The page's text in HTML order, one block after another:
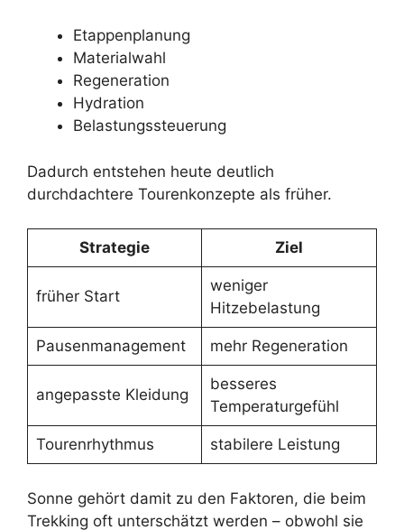
Etappenplanung
Materialwahl
Regeneration
Hydration
Belastungssteuerung
Dadurch entstehen heute deutlich
durchdachtere Tourenkonzepte als früher.
Strategie Ziel
früher Start
weniger
Hitzebelastung
Pausenmanagement mehr Regeneration
angepasste Kleidung
besseres
Temperaturgefühl
Tourenrhythmus stabilere Leistung
Sonne gehört damit zu den Faktoren, die beim
Trekking oft unterschätzt werden – obwohl sie